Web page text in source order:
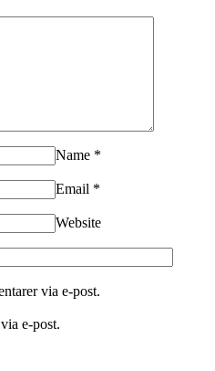
Name *
Email *
Website
via e-post.
e-post.